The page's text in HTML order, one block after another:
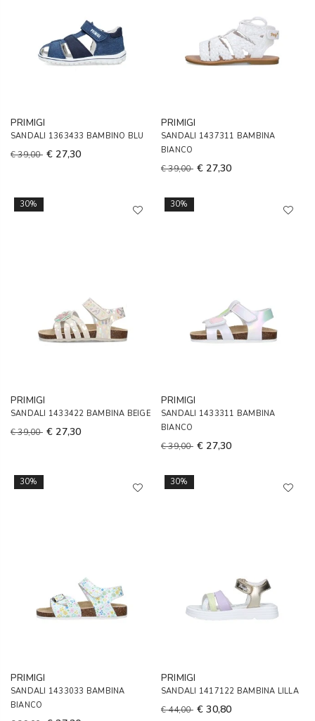
PRIMIGI
SANDALI 1363433 BAMBINO BLU
€ 39,00 € 27,30
PRIMIGI
SANDALI 1437311 BAMBINA
BIANCO
€ 39,00 € 27,30
30%
PRIMIGI
SANDALI 1433422 BAMBINA BEIGE
€ 39,00 € 27,30
30%
PRIMIGI
SANDALI 1433311 BAMBINA
BIANCO
€ 39,00 € 27,30
30%
PRIMIGI
SANDALI 1433033 BAMBINA
BIANCO
30%
PRIMIGI
SANDALI 1417122 BAMBINA LILLA
€ 44,00 € 30,80